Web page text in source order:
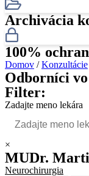
Archivácia
100%
Domov /Konzultácie
Odborníci
Filter:
Zadajte meno lekára
×
MUDr.
Neurochirurgia